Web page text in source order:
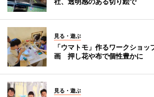
見る・遊ぶ
「ウマトモ」作るワークショ
画 押し花や布で個性豊かに
見る・遊ぶ